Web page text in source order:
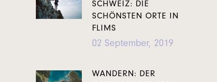
SCHWEIZ: DIE
SCHÖNSTEN ORTE IN
FLIMS
02 September, 2019
WANDERN: DER